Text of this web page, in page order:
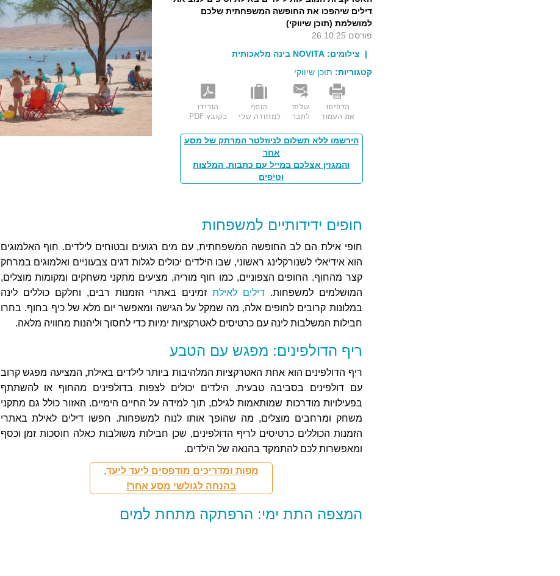
דילים שיהפכו את החופשה המשפחתית שלכם
למושלמת (תוכן שיווקי)
פורסם 26.10.25
| צילומים: NOVITA בינה מלאכותית
קטגוריות: תוכן שיווקי
הדפיסו
את העמוד
שלחו
לחבר
הוסף
למזוודה שלי
הורידו
כקובץ PDF
הירשמו ללא תשלום לניוזלטר המרתק של מסע
אחר
והמגזין אצלכם במייל עם כתבות, המלצות
וטיפים
חופים ידידותיים למשפחות
חופי אילת הם לב החופשה המשפחתית, עם מים רגועים ובטוחים לילדים. חוף האלמוגים
הוא אידיאלי לשנורקלינג ראשוני, שבו הילדים יכולים לגלות דגים צבעוניים ואלמוגים במרחק
קצר מהחוף. החופים הצפוניים, כמו חוף מוריה, מציעים מתקני משחקים ומקומות מוצלים,
המושלמים למשפחות.דילים לאילת זמינים באתרי הזמנות רבים, וחלקם כוללים לינה
במלונות קרובים לחופים אלה, מה שמקל על הגישה ומאפשר יום מלא של כיף בחוף. בחרו
חבילות המשלבות לינה עם כרטיסים לאטרקציות ימיות כדי לחסוך וליהנות מחוויה מלאה.
ריף הדולפינים: מפגש עם הטבע
ריף הדולפינים הוא אחת האטרקציות המלהיבות ביותר לילדים באילת, המציעה מפגש קרוב
עם דולפינים בסביבה טבעית. הילדים יכולים לצפות בדולפינים מהחוף או להשתתף
בפעילויות מודרכות שמותאמות לגילם, תוך למידה על החיים הימיים. האזור כולל גם מתקני
משחק ומרחבים מוצלים, מה שהופך אותו לנוח למשפחות. חפשו דילים לאילת באתרי
הזמנות הכוללים כרטיסים לריף הדולפינים, שכן חבילות משולבות כאלה חוסכות זמן וכסף
ומאפשרות לכם להתמקד בהנאה של הילדים.
מפות ומדריכים מודפסים ליעד ליעד,
בהנחה לגולשי מסע אחר!
המצפה התת ימי: הרפתקה מתחת למים